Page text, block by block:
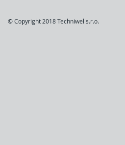
© Copyright 2018 Techniwel s.r.o.